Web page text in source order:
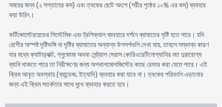
সময়ের জন্য (২ সপ্তাহের কম) এবং ত্বকের ছোট অংশে (শরীর পৃষ্ঠের ১০% এর কম) ব্যবহার
করা উচিৎ।
কর্টিকোস্টেরয়েডের সিস্টেমিক এবং ট্রপিক্যাল ব্যবহারে দর্শনে ব্যাঘাতের সৃষ্টি হতে পারে। যদি
রোগীর অস্পষ্ট দৃষ্টিভঙ্গি বা দৃষ্টির ব্যাঘাতের অন্যান্য উপসর্গগুলি দেখা যায়, তাহলে সম্ভাব্য কারণ
যার মধ্যে ক্যাটার‍্যাক্ট, গ্লুকোমা অথবা সেন্ট্রাল সেরাস কোরিওরেটিনোপ্যাথির মত দুরারোগ্য
ব্যাধি থাকতে পারে তা নিরীক্ষণের জন্য অপথালমোলজিস্টের কাছে রেফার করা যেতে পারে। এই
ক্রিম আবৃত অবস্থায় (ব্যান্ডেজ, ইত্যাদি) ব্যবহার করা যাবে না। ত্বকের পরিবর্তন এড়ানোর
জন্য এই ক্রিম সতর্কতার সাথে মুখে ব্যবহার করতে হবে।